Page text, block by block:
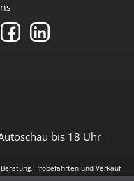
bis 18 Uhr
Probefahrten und Verkauf